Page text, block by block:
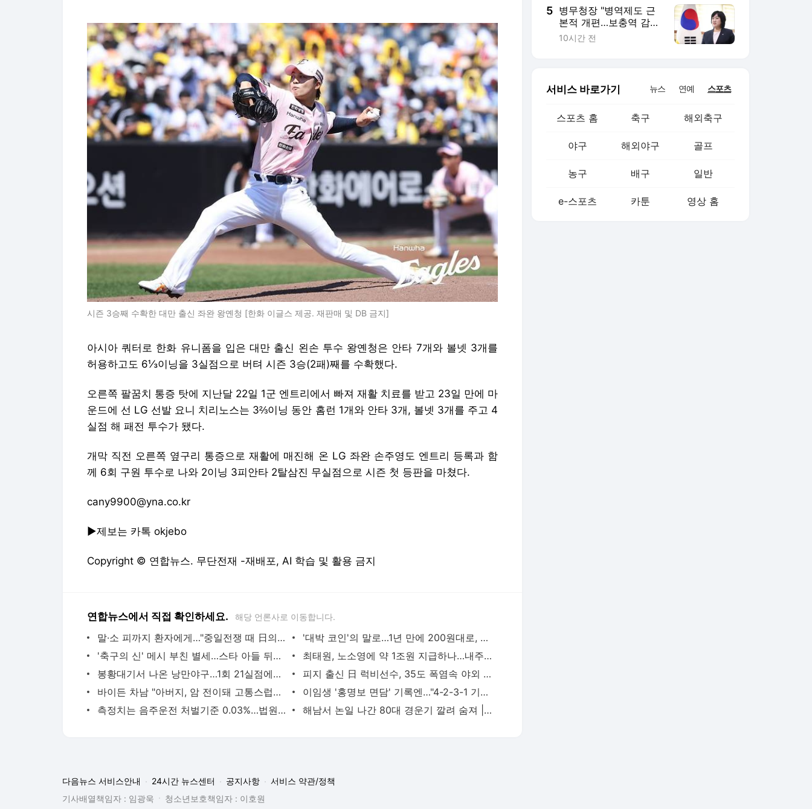
시즌 3승째 수확한 대만 출신 좌완 왕옌청 [한화 이글스 제공. 재판매 및 DB 금지]
아시아 쿼터로 한화 유니폼을 입은 대만 출신 왼손 투수 왕옌청은 안타 7개와 볼넷 3개를
허용하고도 6⅓이닝을 3실점으로 버텨 시즌 3승(2패)째를 수확했다.
오른쪽 팔꿈치 통증 탓에 지난달 22일 1군 엔트리에서 빠져 재활 치료를 받고 23일 만에 마
운드에 선 LG 선발 요니 치리노스는 3⅔이닝 동안 홈런 1개와 안타 3개, 볼넷 3개를 주고 4
실점 해 패전 투수가 됐다.
개막 직전 오른쪽 옆구리 통증으로 재활에 매진해 온 LG 좌완 손주영도 엔트리 등록과 함
께 6회 구원 투수로 나와 2이닝 3피안타 2탈삼진 무실점으로 시즌 첫 등판을 마쳤다.
cany9900@yna.co.kr
▶제보는 카톡 okjebo
Copyright © 연합뉴스. 무단전재 -재배포, AI 학습 및 활용 금지
연합뉴스에서 직접 확인하세요. 해당 언론사로 이동합니다.
말·소 피까지 환자에게…"중일전쟁 때 日의대서 인체 수혈실험" | 연합뉴스
'대박 코인'의 말로…1년 만에 200원대로, 100분의 1 쪽박 | 연합뉴스
'축구의 신' 메시 부친 별세…스타 아들 뒤에 선 조용한 조력자 | 연합뉴스
최태원, 노소영에 약 1조원 지급하나…내주 재상고 안하면 확정(종합) | 연합뉴스
봉황대기서 나온 낭만야구…1회 21실점에도 볼넷 없이 정면 승부 | 연합뉴스
피지 출신 日 럭비선수, 35도 폭염속 야외 훈련하다 열사병 사망(종합) | 연합뉴스
바이든 차남 "아버지, 암 전이돼 고통스럽게 투병 중" | 연합뉴스
이임생 '홍명보 면담' 기록엔…"4-2-3-1 기본에 4-3-3도" | 연합뉴스
측정치는 음주운전 처벌기준 0.03%…법원 무죄 선고 이유는 | 연합뉴스
해남서 논일 나간 80대 경운기 깔려 숨져 | 연합뉴스
5 병무청장 "병역제도 근
본적 개편…보충역 감축·
폐지방안 검토"
10시간 전
서비스 바로가기 뉴스 연예 스포츠
스포츠 홈 축구 해외축구
야구 해외야구 골프
농구 배구 일반
e-스포츠 카툰 영상 홈
다음뉴스 서비스안내 24시간 뉴스센터 공지사항
서비스 약관/정책
기사배열책임자 : 임광욱
청소년보호책임자 : 이호원